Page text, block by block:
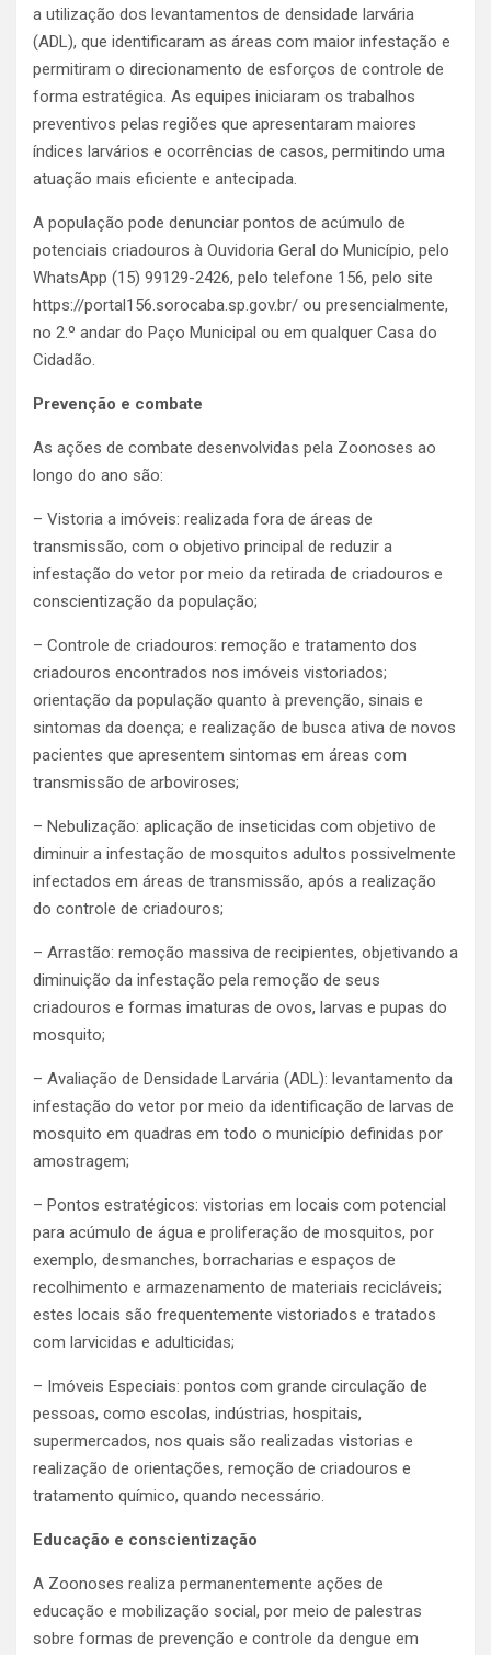
a utilização dos levantamentos de densidade larvária
(ADL), que identificaram as áreas com maior infestação e
permitiram o direcionamento de esforços de controle de
forma estratégica. As equipes iniciaram os trabalhos
preventivos pelas regiões que apresentaram maiores
índices larvários e ocorrências de casos, permitindo uma
atuação mais eficiente e antecipada.
A população pode denunciar pontos de acúmulo de
potenciais criadouros à Ouvidoria Geral do Município, pelo
WhatsApp (15) 99129-2426, pelo telefone 156, pelo site
https://portal156.sorocaba.sp.gov.br/ ou presencialmente,
no 2.º andar do Paço Municipal ou em qualquer Casa do
Cidadão.
Prevenção e combate
As ações de combate desenvolvidas pela Zoonoses ao
longo do ano são:
– Vistoria a imóveis: realizada fora de áreas de
transmissão, com o objetivo principal de reduzir a
infestação do vetor por meio da retirada de criadouros e
conscientização da população;
– Controle de criadouros: remoção e tratamento dos
criadouros encontrados nos imóveis vistoriados;
orientação da população quanto à prevenção, sinais e
sintomas da doença; e realização de busca ativa de novos
pacientes que apresentem sintomas em áreas com
transmissão de arboviroses;
– Nebulização: aplicação de inseticidas com objetivo de
diminuir a infestação de mosquitos adultos possivelmente
infectados em áreas de transmissão, após a realização
do controle de criadouros;
– Arrastão: remoção massiva de recipientes, objetivando a
diminuição da infestação pela remoção de seus
criadouros e formas imaturas de ovos, larvas e pupas do
mosquito;
– Avaliação de Densidade Larvária (ADL): levantamento da
infestação do vetor por meio da identificação de larvas de
mosquito em quadras em todo o município definidas por
amostragem;
– Pontos estratégicos: vistorias em locais com potencial
para acúmulo de água e proliferação de mosquitos, por
exemplo, desmanches, borracharias e espaços de
recolhimento e armazenamento de materiais recicláveis;
estes locais são frequentemente vistoriados e tratados
com larvicidas e adulticidas;
– Imóveis Especiais: pontos com grande circulação de
pessoas, como escolas, indústrias, hospitais,
supermercados, nos quais são realizadas vistorias e
realização de orientações, remoção de criadouros e
tratamento químico, quando necessário.
Educação e conscientização
A Zoonoses realiza permanentemente ações de
educação e mobilização social, por meio de palestras
sobre formas de prevenção e controle da dengue em